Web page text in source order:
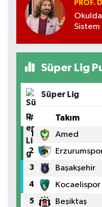
PROF.
Sistem
Süper Lig
Süper Lig
# Takım
1 Amed
2
3 Başakşehir
4 Kocaelispor
5 Beşiktaş